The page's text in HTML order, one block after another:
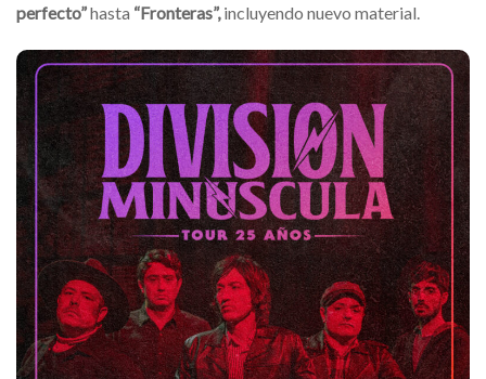
perfecto”hasta “Fronteras”, incluyendo nuevo material.